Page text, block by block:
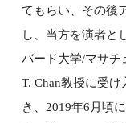
てもらい、その後
し、当方を演者と
バード大学/マサチ
T. Chan教授に受
き、2019年6月頃